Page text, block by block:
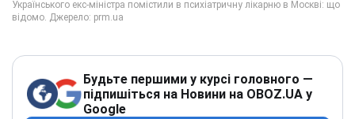
Будьте першими у курсі головного —
підпишіться на Новини на OBOZ.UA у
Google